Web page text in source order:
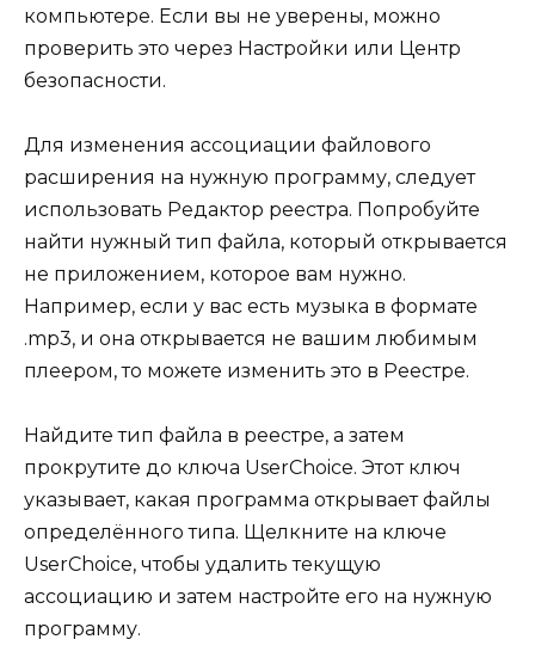
компьютере. Если вы не уверены, можно
проверить это через Настройки или Центр
безопасности.
Для изменения ассоциации файлового
расширения на нужную программу, следует
использовать Редактор реестра. Попробуйте
найти нужный тип файла, который открывается
не приложением, которое вам нужно.
Например, если у вас есть музыка в формате
.mp3, и она открывается не вашим любимым
плеером, то можете изменить это в Реестре.
Найдите тип файла в реестре, а затем
прокрутите до ключа UserChoice. Этот ключ
указывает, какая программа открывает файлы
определённого типа. Щелкните на ключе
UserChoice, чтобы удалить текущую
ассоциацию и затем настройте его на нужную
программу.